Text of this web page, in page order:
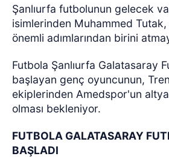
Şanlıurfa futbolunun gelecek
isimlerinden Muhammed
önemli adımlarından birini
Futbola Şanlıurfa Galatasaray
başlayan genç oyuncunun,
ekiplerinden Amedspor'un
olması bekleniyor.
FUTBOLA GALATASARAY
BAŞLADI